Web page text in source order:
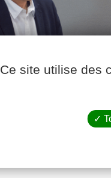
Ce site utilise des